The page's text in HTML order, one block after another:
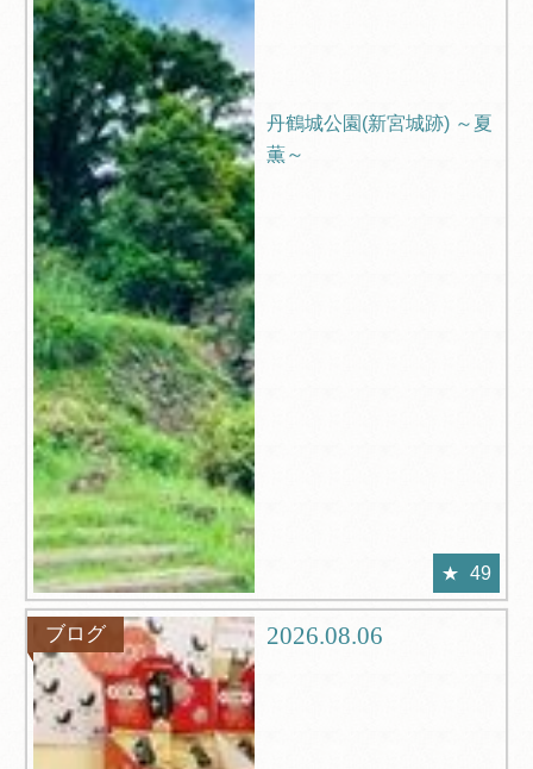
丹鶴城公園(新宮城跡) ～夏
薫～
49
ブログ 2026.08.06